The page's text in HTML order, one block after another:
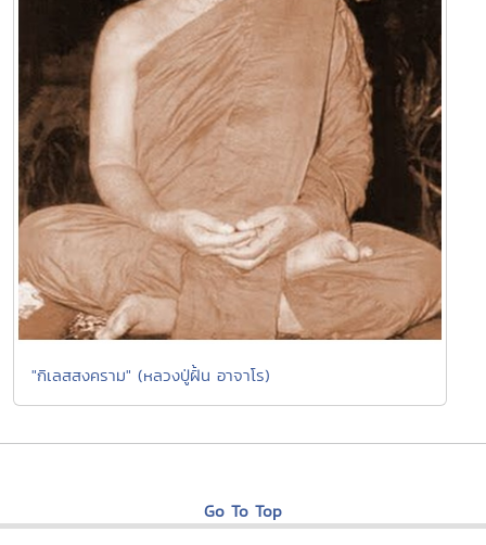
"กิเลสสงคราม" (หลวงปู่ฝั้น อาจาโร)
Go To Top